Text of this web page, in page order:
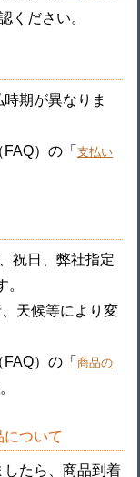
ください。
期が異なりま
）の「 支払い
祝日、弊社指定
天候等により変
）の「 商品の
ついて
たら、商品到着